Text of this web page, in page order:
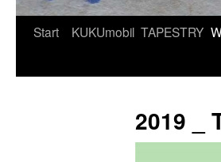
Zum
Start KUKUmobil TAPESTRY
2019 _